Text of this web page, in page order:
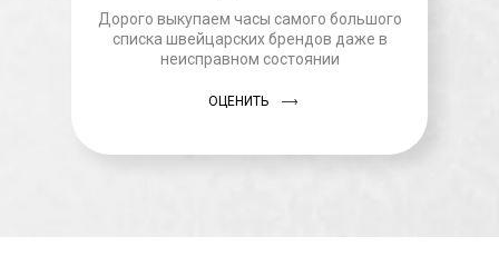
Дорого выкупаем часы самого большого
списка швейцарских брендов даже в
неисправном состоянии
ОЦЕНИТЬ